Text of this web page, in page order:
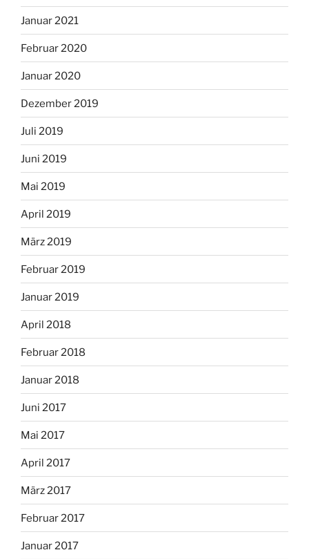
Januar 2021
Februar 2020
Januar 2020
Dezember 2019
Juli 2019
Juni 2019
Mai 2019
April 2019
März 2019
Februar 2019
Januar 2019
April 2018
Februar 2018
Januar 2018
Juni 2017
Mai 2017
April 2017
März 2017
Februar 2017
Januar 2017